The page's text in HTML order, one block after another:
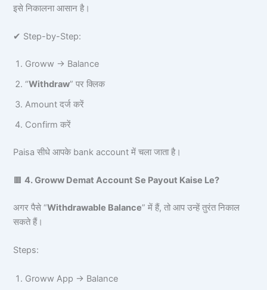
इसे निकालना आसान है।
✔ Step-by-Step:
Groww → Balance
“Withdraw” पर क्लिक
Amount दर्ज करें
Confirm करें
Paisa सीधे आपके bank account में चला जाता है।
🟫4. Groww Demat Account Se Payout Kaise Le?
अगर पैसे “Withdrawable Balance” में हैं, तो आप उन्हें तुरंत निकाल
सकते हैं।
Steps:
Groww App → Balance